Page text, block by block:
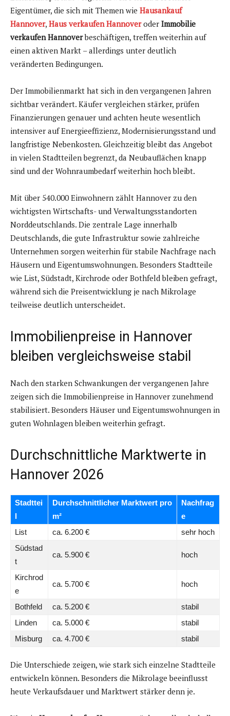
Eigentümer, die sich mit Themen wie Hausankauf
Hannover, Haus verkaufen Hannoveroder Immobilie
verkaufen Hannoverbeschäftigen, treffen weiterhin auf
einen aktiven Markt – allerdings unter deutlich
veränderten Bedingungen.
Der Immobilienmarkt hat sich in den vergangenen Jahren
sichtbar verändert. Käufer vergleichen stärker, prüfen
Finanzierungen genauer und achten heute wesentlich
intensiver auf Energieeffizienz, Modernisierungsstand und
langfristige Nebenkosten. Gleichzeitig bleibt das Angebot
in vielen Stadtteilen begrenzt, da Neubauflächen knapp
sind und der Wohnraumbedarf weiterhin hoch bleibt.
Mit über 540.000 Einwohnern zählt Hannover zu den
wichtigsten Wirtschafts- und Verwaltungsstandorten
Norddeutschlands. Die zentrale Lage innerhalb
Deutschlands, die gute Infrastruktur sowie zahlreiche
Unternehmen sorgen weiterhin für stabile Nachfrage nach
Häusern und Eigentumswohnungen. Besonders Stadtteile
wie List, Südstadt, Kirchrode oder Bothfeld bleiben gefragt,
während sich die Preisentwicklung je nach Mikrolage
teilweise deutlich unterscheidet.
Immobilienpreise in Hannover
bleiben vergleichsweise stabil
Nach den starken Schwankungen der vergangenen Jahre
zeigen sich die Immobilienpreise in Hannover zunehmend
stabilisiert. Besonders Häuser und Eigentumswohnungen in
guten Wohnlagen bleiben weiterhin gefragt.
Durchschnittliche Marktwerte in
Hannover 2026
Stadttei
l
Durchschnittlicher Marktwert pro
m²
Nachfrag
e
List
ca. 6.200 €
sehr hoch
Südstad
t
ca. 5.900 € hoch
Kirchrod
e
ca. 5.700 € hoch
Bothfeld ca. 5.200 €
stabil
Linden
ca. 5.000 €
stabil
Misburg
ca. 4.700 € stabil
Die Unterschiede zeigen, wie stark sich einzelne Stadtteile
entwickeln können. Besonders die Mikrolage beeinflusst
heute Verkaufsdauer und Marktwert stärker denn je.